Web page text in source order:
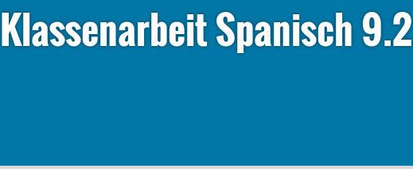
Klassenarbeit Spanisch 9.2